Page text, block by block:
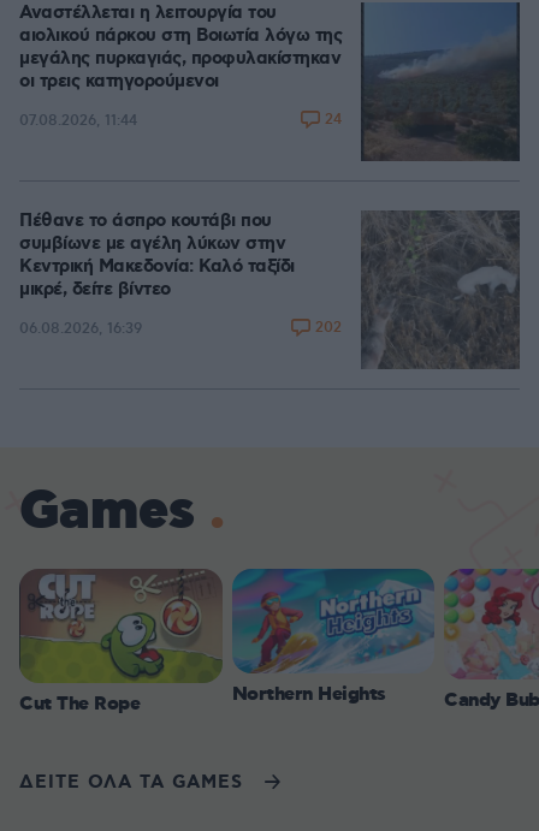
Αναστέλλεται η λειτουργία του
αιολικού πάρκου στη Βοιωτία λόγω της
μεγάλης πυρκαγιάς, προφυλακίστηκαν
οι τρεις κατηγορούμενοι
07.08.2026, 11:44 24
Πέθανε το άσπρο κουτάβι που
συμβίωνε με αγέλη λύκων στην
Κεντρική Μακεδονία: Καλό ταξίδι
μικρέ, δείτε βίντεο
06.08.2026, 16:39 202
Games
Cut The Rope Northern Heights Candy
ΔΕΙΤΕ ΟΛΑ ΤΑ GAMES